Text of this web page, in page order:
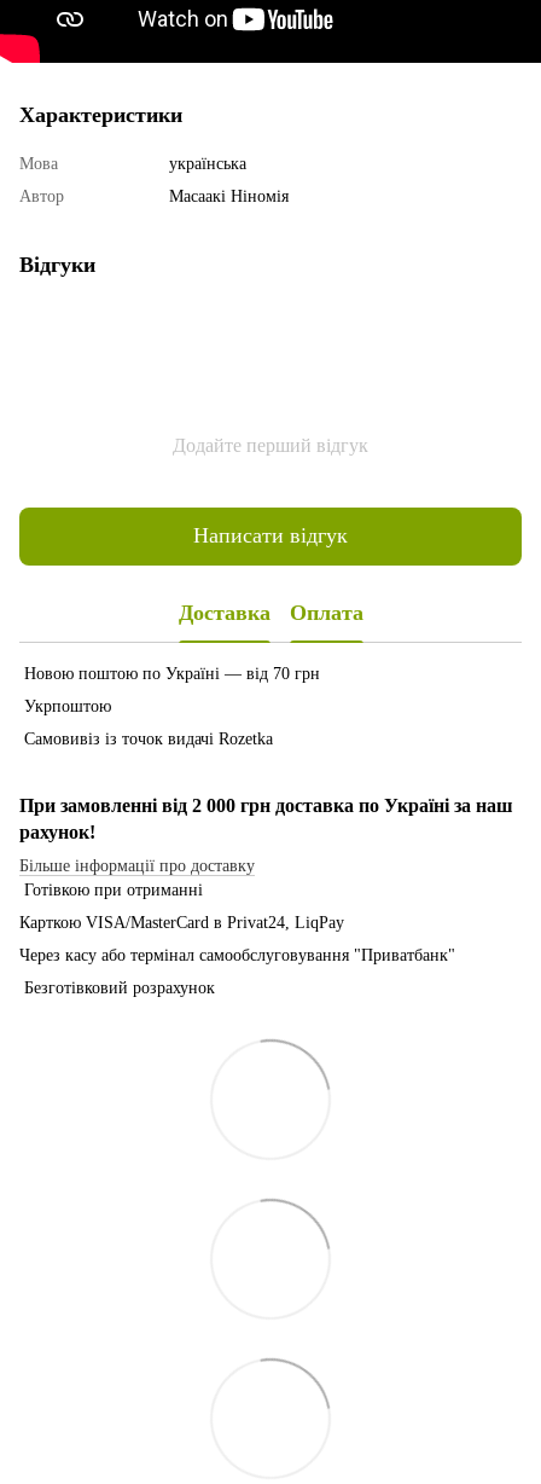
Характеристики
Мова
українська
Автор
Масаакі Ніномія
Відгуки
Додайте перший відгук
Написати відгук
Доставка Оплата
Новою поштою по Україні — від 70 грн
Укрпоштою
Самовивіз із точок видачі Rozetka
При замовленні від 2 000 грн доставка по Україні за наш
рахунок!
Більше інформації про доставку
Готівкою при отриманні
Карткою VISA/MasterCard в Рrivat24, LiqPay
Через касу або термінал самообслуговування "Приватбанк"
Безготівковий розрахунок